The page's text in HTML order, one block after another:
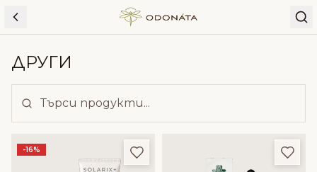
Skip to content
ДРУГИ
-16% Добави в любими